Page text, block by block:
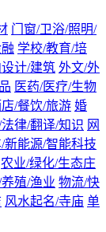
门窗/卫浴/照明/
学校/教育/培
计/建筑 外文/外
医药/医疗/生物
/餐饮/旅游 婚
律/翻译/知识 网
新能源/智能科技
农业/绿化/生态庄
殖/渔业 物流/快
风水起名/寺庙 单